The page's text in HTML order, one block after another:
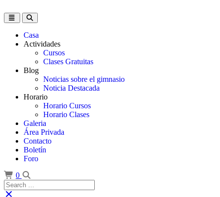
to
content
Toggle
navigation
Casa
Actividades
Cursos
Clases Gratuitas
Blog
Noticias sobre el gimnasio
Noticia Destacada
Horario
Horario Cursos
Horario Clases
Galeria
Área Privada
Contacto
Boletín
Foro
0
Search
for: